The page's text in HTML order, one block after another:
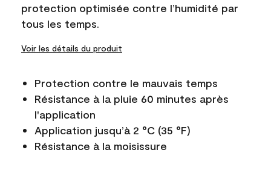
protection optimisée contre l’humidité par
tous les temps.
Voir les détails du produit
Protection contre le mauvais temps
Résistance à la pluie 60 minutes après
l'application
Application jusqu’à 2 °C (35 °F)
Résistance à la moisissure